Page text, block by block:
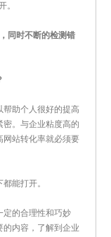
。
同时不断的检测错
帮助个人很好的提高
密。与企业粘度高的
网站转化率就必须要
能打开。
定的合理性和巧妙
内容，了解到企业